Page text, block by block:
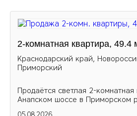
2-комнатная квартира, 49.4
Краснодарский край,
Приморский
Продаётся светлая 2-комнатная
Анапском шоссе в Приморском